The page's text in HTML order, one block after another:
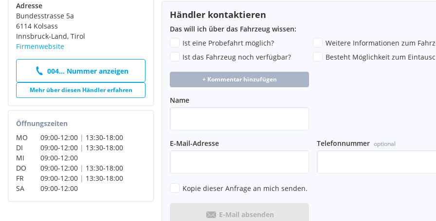
Adresse
Bundesstrasse 5a
6114 Kolsass
Innsbruck-Land, Tirol
Firmenwebsite
004... Nummer anzeigen
Mehr über diesen Händler erfahren
Öffnungszeiten
MO
09:00-12:00 | 13:30-18:00
DI
09:00-12:00 | 13:30-18:00
MI
09:00-12:00
DO
09:00-12:00 | 13:30-18:00
FR
09:00-12:00 | 13:30-18:00
SA
09:00-12:00
Händler kontaktieren
Das will ich über das Fahrzeug wissen:
Ist eine Probefahrt möglich?
Weitere Informationen zum
Ist das Fahrzeug noch verfügbar?
Besteht Möglichkeit zum
+ Kommentar hinzufügen
Name
E-Mail-Adresse Telefonnummer optional
Kopie dieser Anfrage an mich senden.
E-Mail absenden